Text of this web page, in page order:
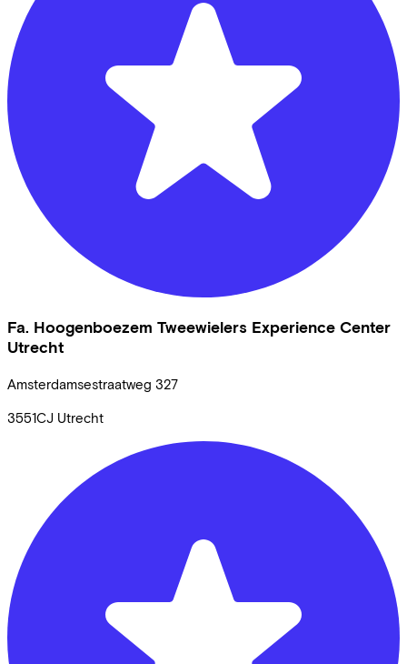
Fa. Hoogenboezem Tweewielers Experience Center
Utrecht
Amsterdamsestraatweg 327
3551CJ Utrecht